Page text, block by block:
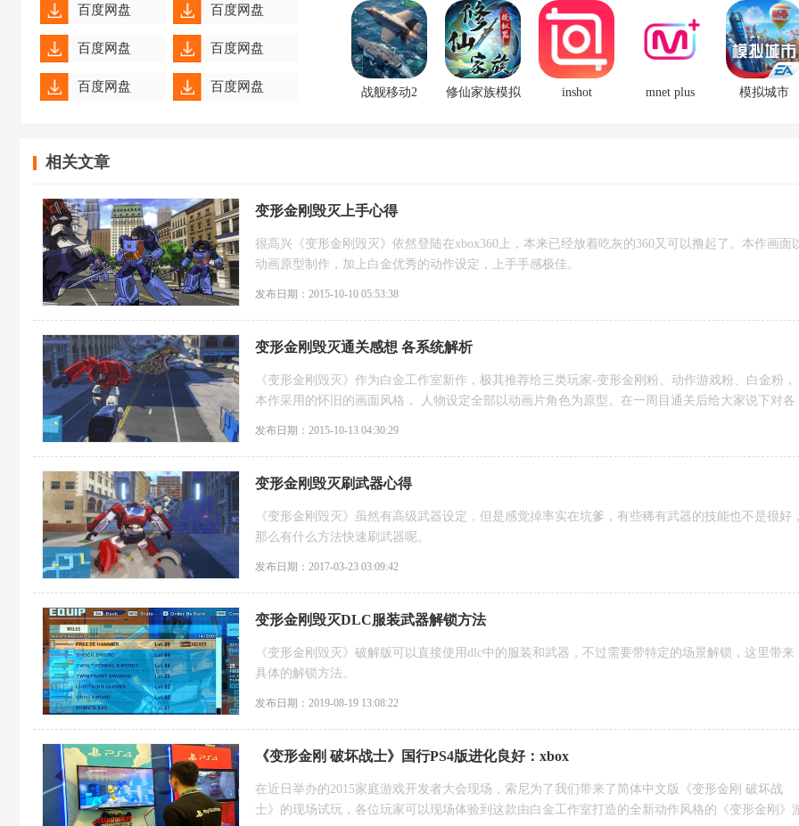
百度网盘 百度网盘
百度网盘 百度网盘
百度网盘 百度网盘 战舰移动2
修仙家族模拟
inshot mnet plus 模拟城市
相关文章
变形金刚毁灭上手心得
很高兴《变形金刚毁灭》依然登陆在xbox360上，本来已经放着吃灰的360又可以撸起了。本作画面
动画原型制作，加上白金优秀的动作设定，上手手感极佳。
发布日期：2015-10-10 05:53:38
变形金刚毁灭通关感想 各系统解析
《变形金刚毁灭》作为白金工作室新作，极其推荐给三类玩家-变形金刚粉、动作游戏粉、白金粉，
本作采用的怀旧的画面风格， 人物设定全部以动画片角色为原型。在一周目通关后给大家说下对各
发布日期：2015-10-13 04:30:29
变形金刚毁灭刷武器心得
《变形金刚毁灭》虽然有高级武器设定，但是感觉掉率实在坑爹，有些稀有武器的技能也不是很好
那么有什么方法快速刷武器呢。
发布日期：2017-03-23 03:09:42
变形金刚毁灭DLC服装武器解锁方法
《变形金刚毁灭》破解版可以直接使用dlc中的服装和武器，不过需要带特定的场景解锁，这里带来
具体的解锁方法。
发布日期：2019-08-19 13:08:22
《变形金刚 破坏战士》国行PS4版进化良好：xbox
one版可能有
在近日举办的2015家庭游戏开发者大会现场，索尼为了我们带来了简体中文版《变形金刚 破坏战
士》的现场试玩，各位玩家可以现场体验到这款由白金工作室打造的全新动作风格的《变形金刚》